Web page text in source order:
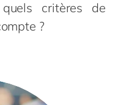
en
critères de
?